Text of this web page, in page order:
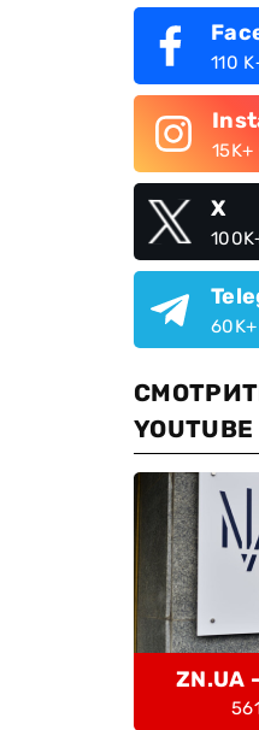
110
X
YOUTUBE
ZN.UA